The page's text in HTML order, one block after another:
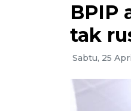
BPIP
tak
Sabtu, 25